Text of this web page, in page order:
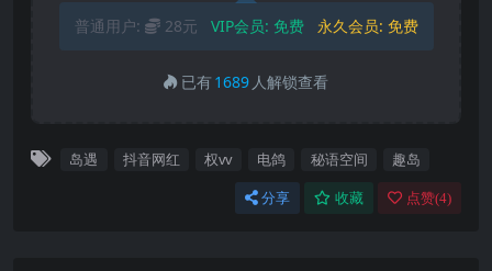
普通用户: 28元 VIP会员: 免费 永久会员: 免费
已有1689 人解锁查看
岛遇 抖音网红 权vv 电鸽 秘语空间 趣岛
分享 收藏 点赞(4)